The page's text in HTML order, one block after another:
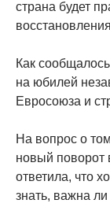
страна будет
Как
на юбилей
Евросоюза и
На вопрос о
новый поворот
ответила, что
знать, важна